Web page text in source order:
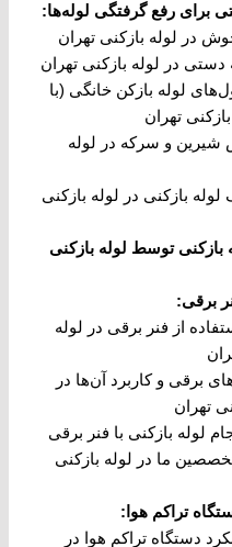
برای رفع گرفتگی لوله‌ها:
در لوله بازکنی تهران
دستی در لوله بازکنی تهران
لوله بازکن خانگی (با
تهران
شیرین و سرکه در لوله
لوله بازکنی در لوله بازکنی
توسط لوله بازکنی
برقی:
از فنر برقی در لوله
برقی و کاربرد آن‌ها در
تهران
لوله بازکنی با فنر برقی
ما در لوله بازکنی
تراکم هوا :
دستگاه تراکم هوا در